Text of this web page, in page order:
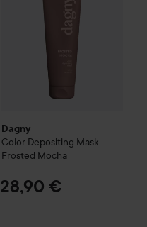
Dagny
Color Depositing Mask
Frosted Mocha
28,90 €